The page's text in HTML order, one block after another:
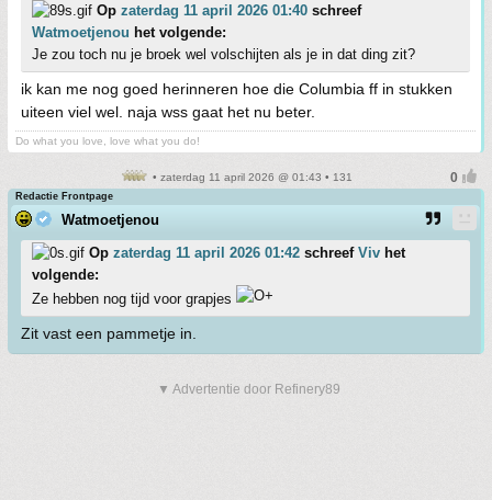
Op zaterdag 11 april 2026 01:40 schreef
Watmoetjenou het volgende:
Je zou toch nu je broek wel volschijten als je in dat ding zit?
ik kan me nog goed herinneren hoe die Columbia ff in stukken
uiteen viel wel. naja wss gaat het nu beter.
Do what you love, love what you do!
• zaterdag 11 april 2026 @ 01:43 • 131
Redactie Frontpage
Watmoetjenou
Op zaterdag 11 april 2026 01:42 schreef Viv het
volgende:
Ze hebben nog tijd voor grapjes
Zit vast een pammetje in.
▼ Advertentie door Refinery89